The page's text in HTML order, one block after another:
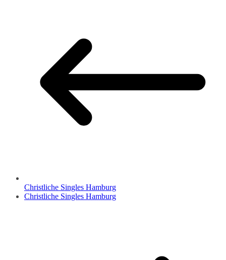
Christliche Singles Hamburg
Christliche Singles Hamburg